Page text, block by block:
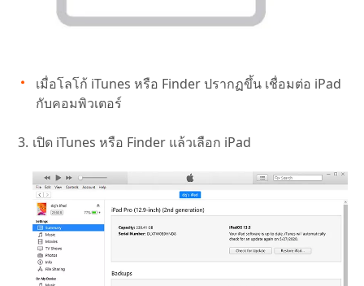
เมื่อโลโก้ iTunes หรือ Finder ปรากฏขึ้น เชื่อมต่อ iPad
กับคอมพิวเตอร์
เปิด iTunes หรือ Finder แล้วเลือก iPad